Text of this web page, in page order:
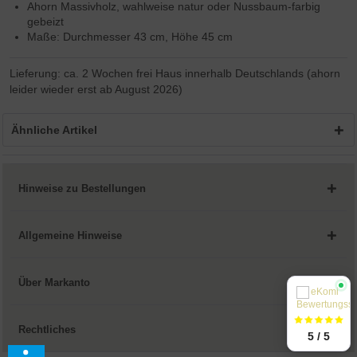
Ahorn Massivholz, wahlweise natur oder Nussbaum-farbig
gebeizt
Maße: Durchmesser 43 cm, Höhe 45 cm
Lieferung: ca. 2 Wochen frei Haus innerhalb Deutschlands (ahorn
leider wieder erst ab August 2026)
Ähnliche Artikel
Hinweise zu Bestellungen
Allgemeine Hinweise
Über Markanto
Rechtliches
5 / 5